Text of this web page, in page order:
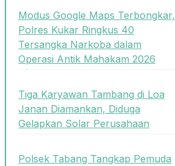
Modus Google Maps Terbongkar,
Polres Kukar Ringkus 40
Tersangka Narkoba dalam
Operasi Antik Mahakam 2026
Tiga Karyawan Tambang di Loa
Janan Diamankan, Diduga
Gelapkan Solar Perusahaan
Polsek Tabang Tangkap Pemuda